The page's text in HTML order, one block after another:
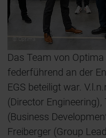
© Optima
Das Team von
federführend an der
EGS beteiligt war.
(Director
(Business
Freiberger (Group